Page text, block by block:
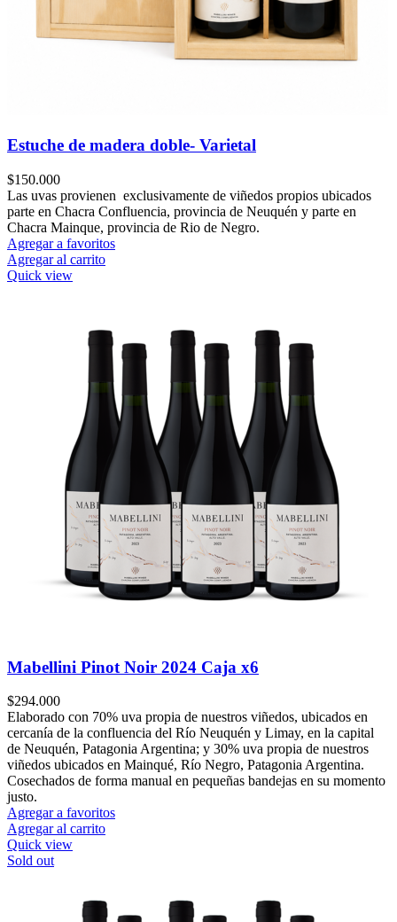
Estuche de madera doble- Varietal
$150.000
Las uvas provienen exclusivamente de viñedos propios ubicados
parte en Chacra Confluencia, provincia de Neuquén y parte en
Chacra Mainque, provincia de Rio de Negro.
Agregar a favoritos
Agregar al carrito
Quick view
Mabellini Pinot Noir 2024 Caja x6
$294.000
Elaborado con 70% uva propia de nuestros viñedos, ubicados en
cercanía de la confluencia del Río Neuquén y Limay, en la capital
de Neuquén, Patagonia Argentina; y 30% uva propia de nuestros
viñedos ubicados en Mainqué, Río Negro, Patagonia Argentina.
Cosechados de forma manual en pequeñas bandejas en su momento
justo.
Agregar a favoritos
Agregar al carrito
Quick view
Sold out